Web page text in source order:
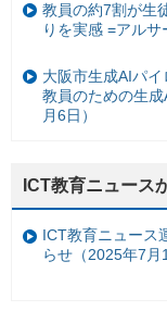
教員の約7割が生
りを実感 =アル
大阪市生成AIパ
教員のための生
月6日）
ICT教育ニュース
ICT教育ニュース
らせ（2025年7月1